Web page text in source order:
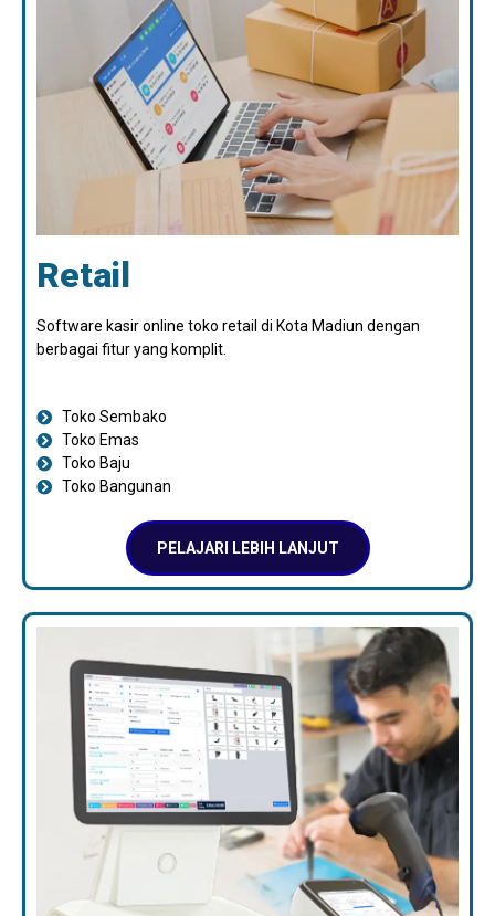
Retail
Software kasir online toko retail di Kota Madiun dengan
berbagai fitur yang komplit.
Toko Sembako
Toko Emas
Toko Baju
Toko Bangunan
PELAJARI LEBIH LANJUT